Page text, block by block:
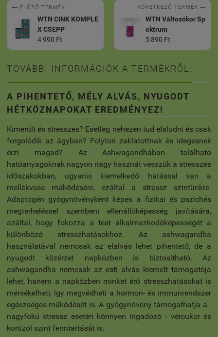
 ELŐZŐ TERMÉK
WTN CINK KOMPLE
X CSEPP
4 990 Ft
KÖVETKEZŐ TERMÉK 
WTN Változókor Sp
ektrum
5 890 Ft
TOVÁBBI INFORMÁCIÓK A TERMÉKRŐL:
A PIHENTETŐ, MÉLY ALVÁS, NYUGODT
HÉTKÖZNAPOKAT EREDMÉNYEZ!
Kimerült és stresszes? Esetleg nehezen tud elaludni és csak
forgolódik az ágyban? Folyton zaklatottnak és idegesnek
érzi magad? Az Ashwagandhában található
hatóanyagoknak nagyon nagy hasznát vesszük a stresszes
időszakokban, ugyanis kiemelkedő hatással van a
mellékvese működésére, ezáltal a stressz szintünkre.
Adaptogén gyógynövényként képes a fizikai és pszichés
megterheléssel szembeni ellenállóképesség javítására,
azáltal, hogy fokozza a test alkalmazkodóképességét a
különböző stresszhatásokhoz. Az ashwagandha
használatával nemcsak az elalvás lehet pihentető, de a
nyugodt közérzet napközben is biztosítható. Az
ashwagandha nemcsak az esti alvás kiemelt támogatója
lehet, hanem a napközben minket érő stresszhatásokat is
mérsékelheti, így megvédheti a hormon- és immunrendszer
egészséges működését is. A gyógynövény támogathatja a -
nagyfokú stressz esetén könnyen ingadozó - vércukor és
kortizol szint fenntartását is.